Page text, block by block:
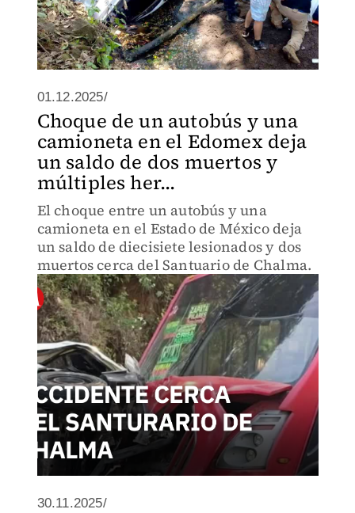
01.12.2025/
Choque de un autobús y una
camioneta en el Edomex deja
un saldo de dos muertos y
múltiples her...
El choque entre un autobús y una
camioneta en el Estado de México deja
un saldo de diecisiete lesionados y dos
muertos cerca del Santuario de Chalma.
30.11.2025/